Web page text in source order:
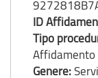
ID
Tipo
Genere: